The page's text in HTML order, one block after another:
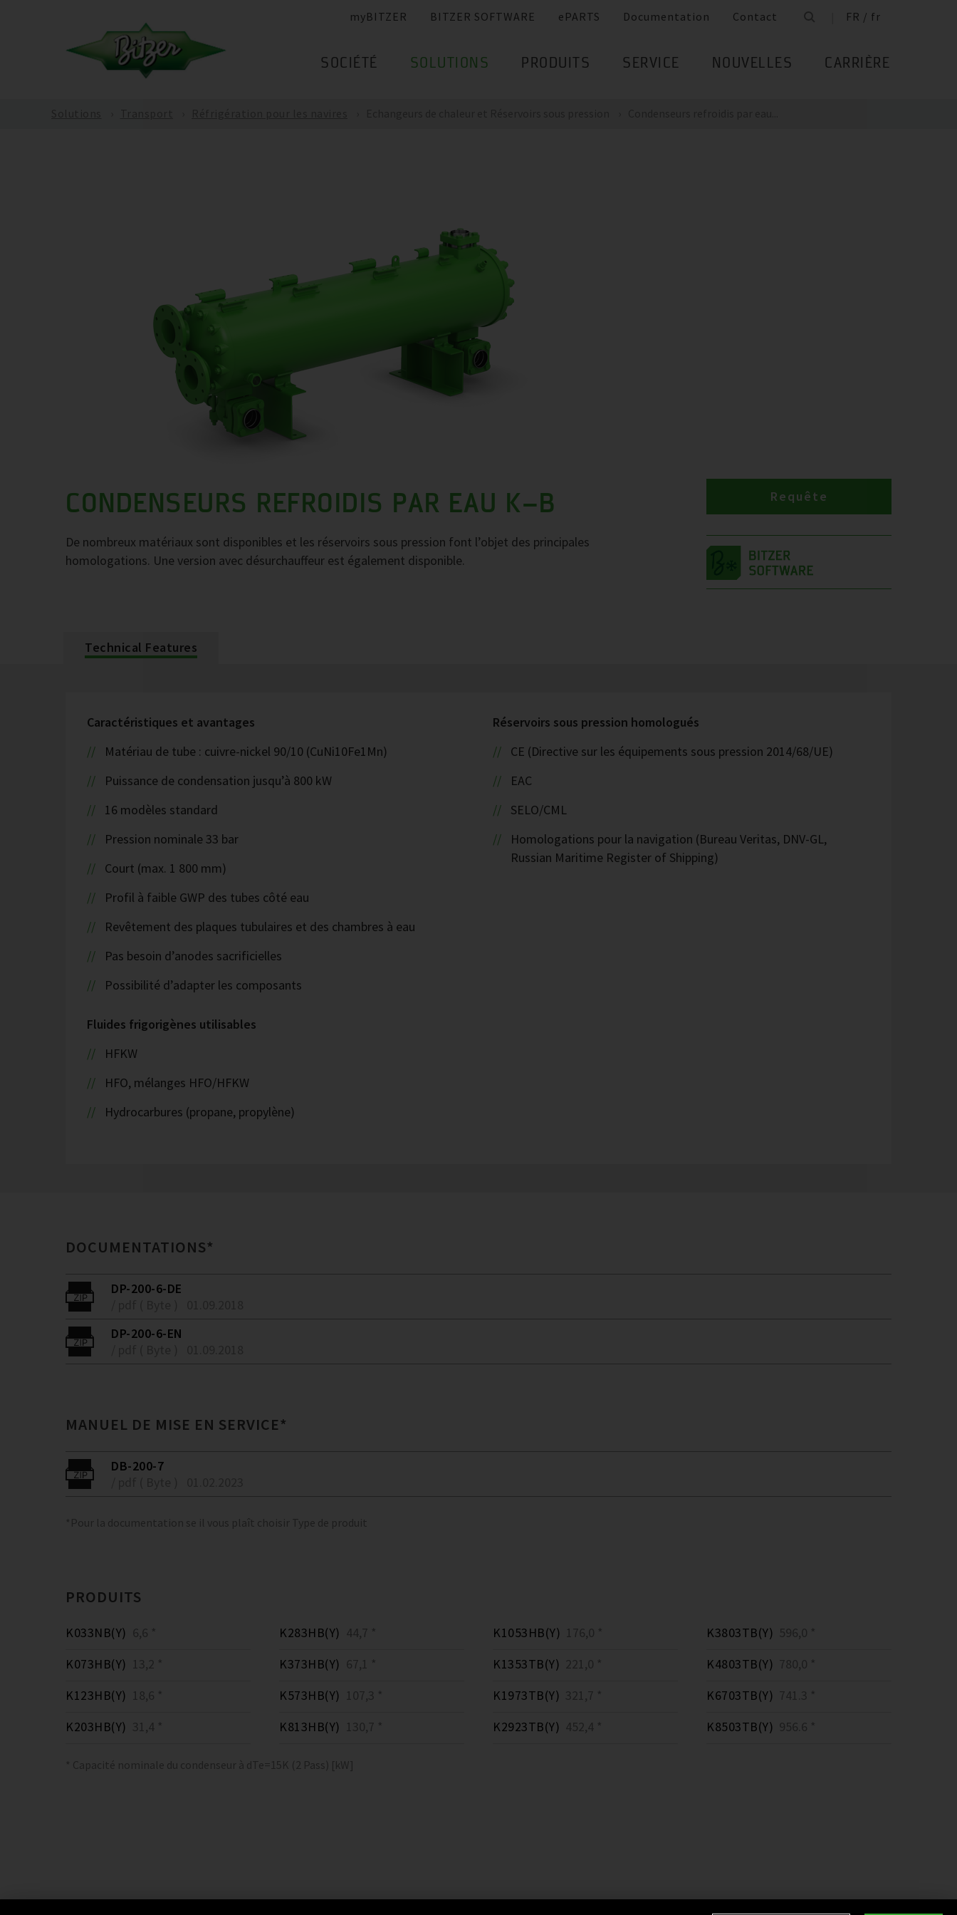
myBITZER BITZER SOFTWARE ePARTS Documentation Contact FR / fr
SOCIÉTÉ SOLUTIONS PRODUITS SERVICE NOUVELLES CARRIÈRE
CONDENSEURS REFROIDIS PAR EAU K–B
De nombreux matériaux sont disponibles et les réservoirs sous pression font l’objet des principales
homologations. Une version avec désurchauffeur est également disponible.
Requête
Technical Features
Caractéristiques et avantages
Matériau de tube : cuivre-nickel 90/10 (CuNi10Fe1Mn)
Puissance de condensation jusqu’à 800 kW
16 modèles standard
Pression nominale 33 bar
Court (max. 1 800 mm)
Profil à faible GWP des tubes côté eau
Revêtement des plaques tubulaires et des chambres à eau
Pas besoin d’anodes sacrificielles
Possibilité d’adapter les composants
Fluides frigorigènes utilisables
HFKW
HFO, mélanges HFO/HFKW
Hydrocarbures (propane, propylène)
Réservoirs sous pression homologués
CE (Directive sur les équipements sous pression 2014/68/UE)
EAC
SELO/CML
Homologations pour la navigation (Bureau Veritas, DNV-GL,
Russian Maritime Register of Shipping)
DOCUMENTATIONS*
DP-200-6-DE
DP-200-6-EN
MANUEL DE MISE EN SERVICE*
DB-200-7
*Pour la documentation se il vous plaît choisir Type de produit
PRODUITS
K033NB(Y) 6,6 *
K073HB(Y) 13,2 *
K123HB(Y) 18,6 *
K203HB(Y) 31,4 *
K283HB(Y) 44,7 *
K373HB(Y) 67,1 *
K573HB(Y) 107,3 *
K813HB(Y) 130,7 *
K1053HB(Y) 176,0 *
K1353TB(Y) 221,0 *
K1973TB(Y) 321,7 *
K2923TB(Y) 452,4 *
K3803TB(Y) 596,0 *
K4803TB(Y) 780,0 *
K6703TB(Y) 741.3 *
K8503TB(Y) 956.6 *
* Capacité nominale du condenseur à dTe=15K (2 Pass) [kW]